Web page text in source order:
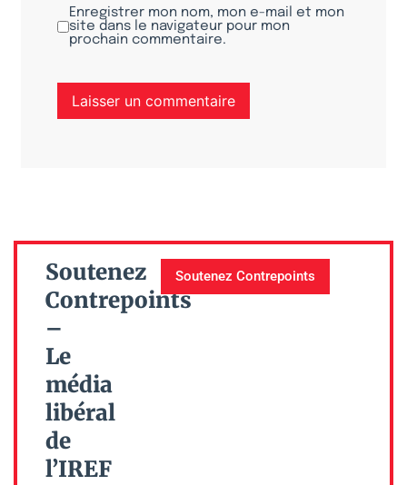
Enregistrer mon nom, mon e-mail et mon
site dans le navigateur pour mon
prochain commentaire.
Soutenez
Contrepoints
–
Le
média
libéral
de
l’IREF
Soutenez Contrepoints